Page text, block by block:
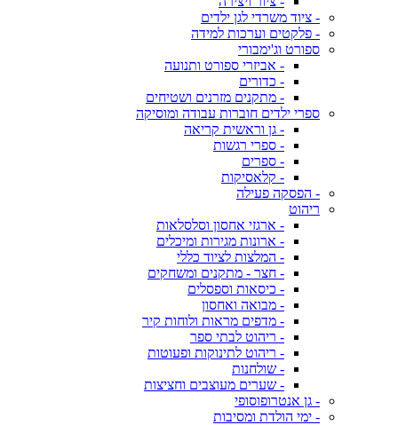
- ציוד משרדי לגן ילדים
- פלקטים וערכות למידה
ספורט וג'ימבורי
- אביזרי ספורט ותנועה
- כדורים
- מתקנים מזרנים ושטיחים
ספרי ילדים חוברות עבודה ומוסיקה
- גן וראשית קריאה
- ספרי רגשות
- ספרים
- קלאסיקות
- הפסקה פעילה
ריהוט
- ארגזי אחסון וסלסלאות
- ארונות מגירות ומיכלים
- המלצות לציוד כללי
- חצר - מתקנים ומשחקים
- כיסאות וספסלים
- מבואה ואחסון
- מדפים מראות ולוחות קיר
- ריהוט לבתי ספר
- ריהוט לתינוקות ופעוטות
- שולחנות
- שערים מעוצבים וחציצות
- גן אנטרופוסופי
- ימי הולדת ומסיבות